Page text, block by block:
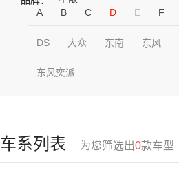
A
B C D E F
DS 大众 东南 东风
东风奕派
车系列表 为您筛选出0款车型